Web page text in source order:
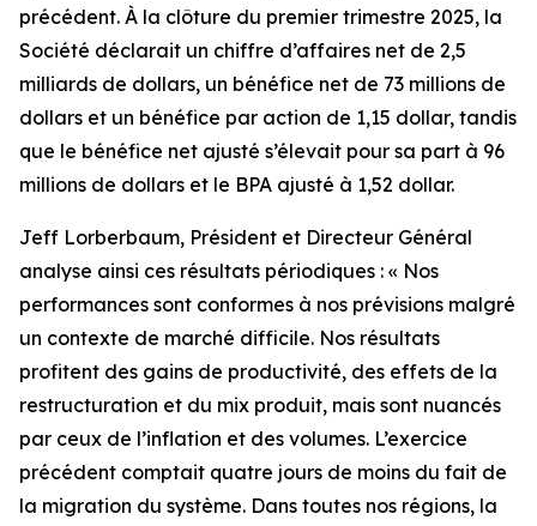
précédent. À la clôture du premier trimestre 2025, la
Société déclarait un chiffre d’affaires net de 2,5
milliards de dollars, un bénéfice net de 73 millions de
dollars et un bénéfice par action de 1,15 dollar, tandis
que le bénéfice net ajusté s’élevait pour sa part à 96
millions de dollars et le BPA ajusté à 1,52 dollar.
Jeff Lorberbaum, Président et Directeur Général
analyse ainsi ces résultats périodiques : « Nos
performances sont conformes à nos prévisions malgré
un contexte de marché difficile. Nos résultats
profitent des gains de productivité, des effets de la
restructuration et du mix produit, mais sont nuancés
par ceux de l’inflation et des volumes. L’exercice
précédent comptait quatre jours de moins du fait de
la migration du système. Dans toutes nos régions, la